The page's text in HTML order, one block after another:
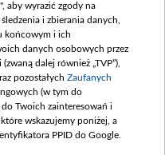
październik 350
PLN
2025
PLN
2026 (wpłata
aby wyrazić zgody na
i zbierania danych,
końcowym i ich
danych osobowych przez
dalej również „TVP”),
pozostałych Zaufanych
(w tym do
Twoich zainteresowań i
wskazujemy poniżej, a
PPID do Google.